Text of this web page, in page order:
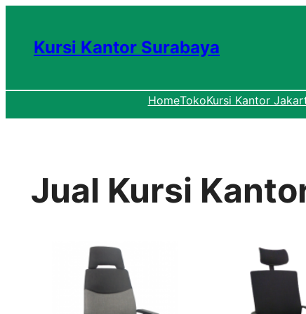
Kursi Kantor Surabaya
HomeTokoKursi Kantor
Jual Kursi